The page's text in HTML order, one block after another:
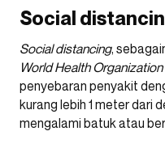
Social
Social distancing,
World Health Organization
penyebaran penyakit
kurang lebih 1 meter dari
mengalami batuk atau